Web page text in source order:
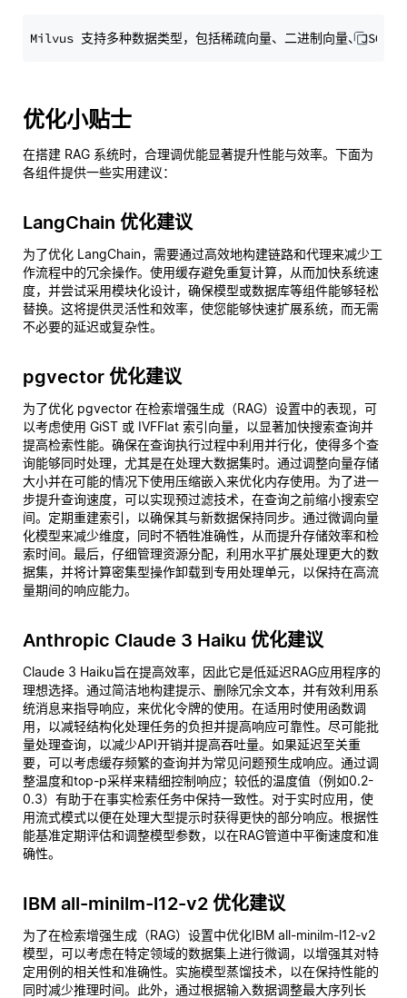
优化小贴士
在搭建 RAG 系统时，合理调优能显著提升性能与效率。下面为
各组件提供一些实用建议：
LangChain 优化建议
为了优化 LangChain，需要通过高效地构建链路和代理来减少工
作流程中的冗余操作。使用缓存避免重复计算，从而加快系统速
度，并尝试采用模块化设计，确保模型或数据库等组件能够轻松
替换。这将提供灵活性和效率，使您能够快速扩展系统，而无需
不必要的延迟或复杂性。
pgvector 优化建议
为了优化 pgvector 在检索增强生成（RAG）设置中的表现，可
以考虑使用 GiST 或 IVFFlat 索引向量，以显著加快搜索查询并
提高检索性能。确保在查询执行过程中利用并行化，使得多个查
询能够同时处理，尤其是在处理大数据集时。通过调整向量存储
大小并在可能的情况下使用压缩嵌入来优化内存使用。为了进一
步提升查询速度，可以实现预过滤技术，在查询之前缩小搜索空
间。定期重建索引，以确保其与新数据保持同步。通过微调向量
化模型来减少维度，同时不牺牲准确性，从而提升存储效率和检
索时间。最后，仔细管理资源分配，利用水平扩展处理更大的数
据集，并将计算密集型操作卸载到专用处理单元，以保持在高流
量期间的响应能力。
Anthropic Claude 3 Haiku 优化建议
Claude 3 Haiku旨在提高效率，因此它是低延迟RAG应用程序的
理想选择。通过简洁地构建提示、删除冗余文本，并有效利用系
统消息来指导响应，来优化令牌的使用。在适用时使用函数调
用，以减轻结构化处理任务的负担并提高响应可靠性。尽可能批
量处理查询，以减少API开销并提高吞吐量。如果延迟至关重
要，可以考虑缓存频繁的查询并为常见问题预生成响应。通过调
整温度和top-p采样来精细控制响应；较低的温度值（例如0.2-
0.3）有助于在事实检索任务中保持一致性。对于实时应用，使
用流式模式以便在处理大型提示时获得更快的部分响应。根据性
能基准定期评估和调整模型参数，以在RAG管道中平衡速度和准
确性。
IBM all-minilm-l12-v2 优化建议
为了在检索增强生成（RAG）设置中优化IBM all-minilm-l12-v2
模型，可以考虑在特定领域的数据集上进行微调，以增强其对特
定用例的相关性和准确性。实施模型蒸馏技术，以在保持性能的
同时减少推理时间。此外，通过根据输入数据调整最大序列长